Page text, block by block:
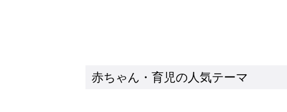
赤ちゃん・育児の人気テーマ